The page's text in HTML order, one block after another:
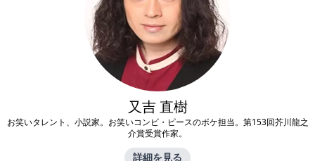
又吉 直樹
お笑いタレント、小説家。お笑いコンビ・ピースのボケ担当。第153回芥川龍之
介賞受賞作家。
詳細を見る